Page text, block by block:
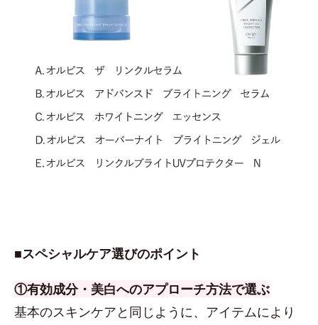
■スペシャルケア選びのポイント
①有効成分・美白へのアプローチ方法で選ぶ
基本のスキンケアと同じように、アイテムにより